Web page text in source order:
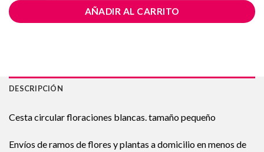
AÑADIR AL CARRITO
DESCRIPCIÓN
Cesta circular floraciones blancas. tamaño pequeño
Envíos de ramos de flores y plantas a domicilio en menos de